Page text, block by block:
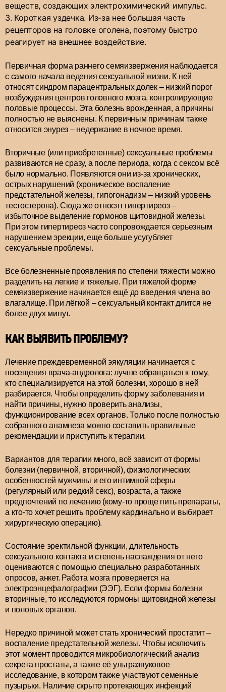
веществ, создающих электрохимический импульс.
Короткая уздечка. Из-за нее большая часть
рецепторов на головке оголена, поэтому быстро
реагирует на внешнее воздействие.
Первичная форма раннего семяизвержения наблюдается
с самого начала ведения сексуальной жизни. К ней
относят синдром парацентральных долек – низкий порог
возбуждения центров головного мозга, контролирующие
половые процессы. Эта болезнь врожденная, а причины
полностью не выяснены. К первичным причинам также
относится энурез – недержание в ночное время.
Вторичные (или приобретенные) сексуальные проблемы
развиваются не сразу, а после периода, когда с сексом всё
было нормально. Появляются они из-за хронических,
острых нарушений (хроническое воспаление
предстательной железы, гипогонадизм – низкий уровень
тестостерона). Сюда же относят гипертиреоз –
избыточное выделение гормонов щитовидной железы.
При этом гипертиреоз часто сопровождается серьезным
нарушением эрекции, еще больше усугубляет
сексуальные проблемы.
Все болезненные проявления по степени тяжести можно
разделить на легкие и тяжелые. При тяжелой форме
семяизвержение начинается ещё до введения члена во
влагалище. При лёгкой – сексуальный контакт длится не
более двух минут.
КАК ВЫЯВИТЬ ПРОБЛЕМУ?
Лечение преждевременной эякуляции начинается с
посещения врача-андролога: лучше обращаться к тому,
кто специализируется на этой болезни, хорошо в ней
разбирается. Чтобы определить форму заболевания и
найти причины, нужно проверить анализы,
функционирование всех органов. Только после полностью
собранного анамнеза можно составить правильные
рекомендации и приступить к терапии.
Вариантов для терапии много, всё зависит от формы
болезни (первичной, вторичной), физиологических
особенностей мужчины и его интимной сферы
(регулярный или редкий секс), возраста, а также
предпочтений по лечению (кому-то проще пить препараты,
а кто-то хочет решить проблему кардинально и выбирает
хирургическую операцию).
Состояние эректильной функции, длительность
сексуального контакта и степень наслаждения от него
оцениваются с помощью специально разработанных
опросов, анкет. Работа мозга проверяется на
электроэнцефалографии (ЭЭГ). Если формы болезни
вторичные, то исследуются гормоны щитовидной железы
и половых органов.
Нередко причиной может стать хронический простатит –
воспаление предстательной железы. Чтобы исключить
этот момент проводится микробиологический анализ
секрета простаты, а также её ультразвуковое
исследование, в котором также участвуют семенные
пузырьки. Наличие скрыто протекающих инфекций